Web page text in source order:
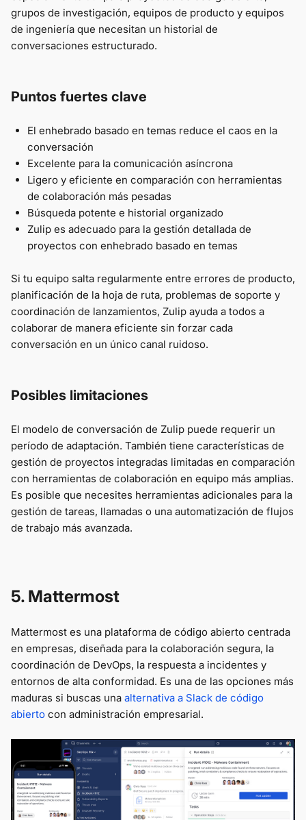
grupos de investigación, equipos de producto y equipos
de ingeniería que necesitan un historial de
conversaciones estructurado.
Puntos fuertes clave
El enhebrado basado en temas reduce el caos en la
conversación
Excelente para la comunicación asíncrona
Ligero y eficiente en comparación con herramientas
de colaboración más pesadas
Búsqueda potente e historial organizado
Zulip es adecuado para la gestión detallada de
proyectos con enhebrado basado en temas
Si tu equipo salta regularmente entre errores de producto,
planificación de la hoja de ruta, problemas de soporte y
coordinación de lanzamientos, Zulip ayuda a todos a
colaborar de manera eficiente sin forzar cada
conversación en un único canal ruidoso.
Posibles limitaciones
El modelo de conversación de Zulip puede requerir un
período de adaptación. También tiene características de
gestión de proyectos integradas limitadas en comparación
con herramientas de colaboración en equipo más amplias.
Es posible que necesites herramientas adicionales para la
gestión de tareas, llamadas o una automatización de flujos
de trabajo más avanzada.
5. Mattermost
Mattermost es una plataforma de código abierto centrada
en empresas, diseñada para la colaboración segura, la
coordinación de DevOps, la respuesta a incidentes y
entornos de alta conformidad. Es una de las opciones más
maduras si buscas una alternativa a Slack de código
abierto con administración empresarial.